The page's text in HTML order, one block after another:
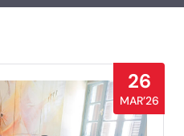
26
MAR’26